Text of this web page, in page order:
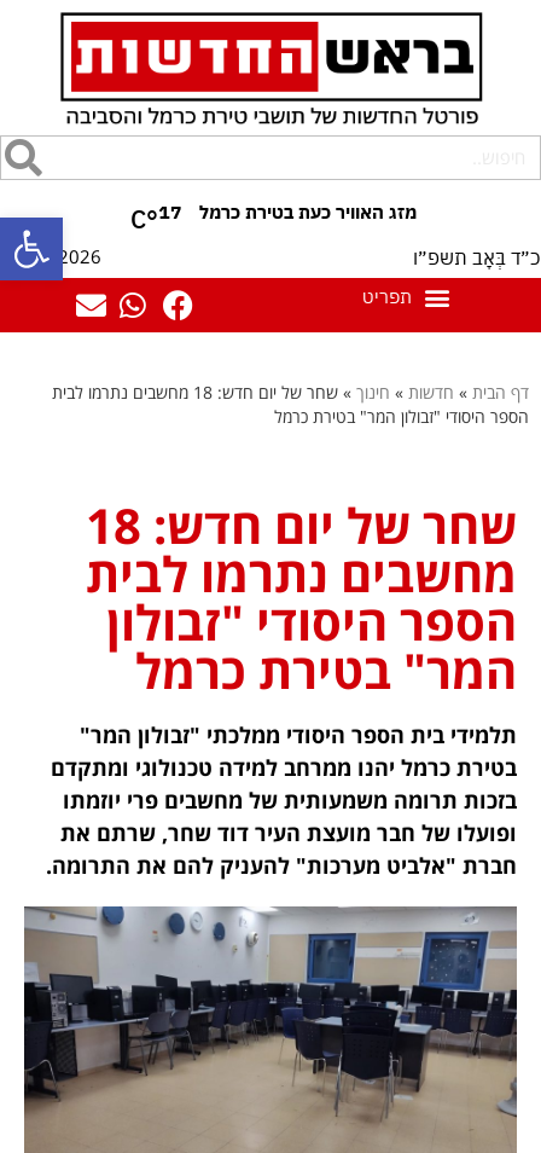
פתח 17
°C
כ״ד בְּאָב תשפ״ו 07/08/2026
דף הבית » חדשות » חינוך »
שחר של יום חדש: 18 מחשבים נתרמו לבית
הספר היסודי "זבולון המר" בטירת כרמל
שחר של יום חדש: 18
מחשבים נתרמו לבית
הספר היסודי "זבולון
המר" בטירת כרמל
תלמידי בית הספר היסודי ממלכתי "זבולון המר"
בטירת כרמל יהנו ממרחב למידה טכנולוגי ומתקדם
בזכות תרומה משמעותית של מחשבים פרי יוזמתו
ופועלו של חבר מועצת העיר דוד שחר, שרתם את
חברת "אלביט מערכות" להעניק להם את התרומה.